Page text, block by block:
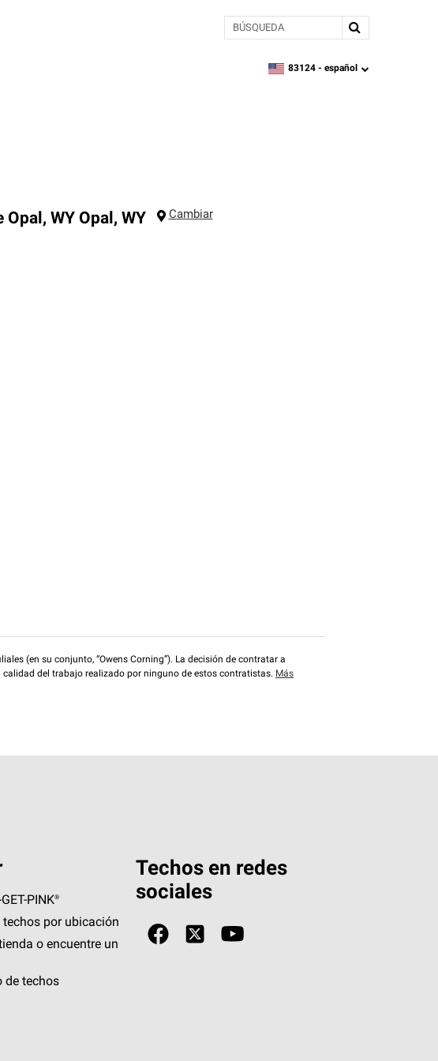
BÚSQUEDA
zipcode,language
83124 - español
WY Opal , WY Cambiar
(en su conjunto, “Owens Corning”). La decisión de contratar a
del trabajo realizado por ninguno de estos contratistas. Más
-PINK®
por ubicación
o encuentre un
de techos
Techos en redes
sociales